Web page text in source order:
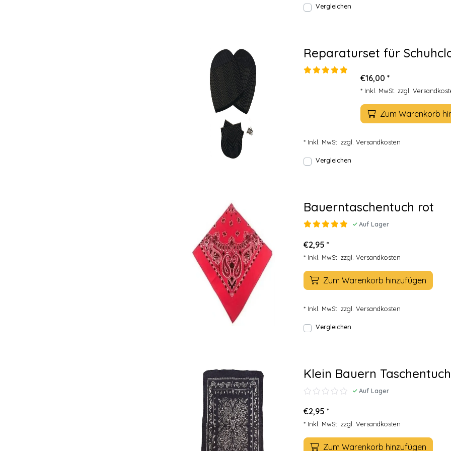
Vergleichen
Reparaturset für
€16,00 *
* Inkl. MwSt. zzgl.
Zum Warenkorb
* Inkl. MwSt. zzgl. Versandkosten
Vergleichen
Bauerntaschentuch rot
Auf Lager
€2,95 *
* Inkl. MwSt. zzgl. Versandkosten
Zum Warenkorb hinzufügen
* Inkl. MwSt. zzgl. Versandkosten
Vergleichen
Klein Bauern
Auf Lager
€2,95 *
* Inkl. MwSt. zzgl. Versandkosten
Zum Warenkorb hinzufügen